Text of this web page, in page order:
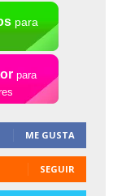
para
para
ME GUSTA
SEGUIR